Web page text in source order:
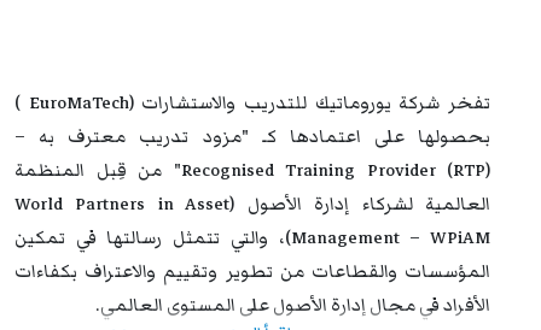
استراتيجية عالية. وتُشكل هذه الشهادة إضافة نوعية لمسار
التطوير المهني، وتفتح للمشاركين آفاقًا واسعة نحو الترقي
الوظيفي وتحقيق التفوق والتميز داخل مؤسساتهم وخارجها.
تفخر شركة يوروماتيك للتدريب والاستشارات (EuroMaTech )
بحصولها على اعتمادها كـ "مزود تدريب معترف به –
Recognised Training Provider (RTP)" من قِبل المنظمة
العالمية لشركاء إدارة الأصول (World Partners in Asset
Management – WPiAM)، والتي تتمثل رسالتها في تمكين
المؤسسات والقطاعات من تطوير وتقييم والاعتراف بكفاءات
الأفراد في مجال إدارة الأصول على المستوى العالمي.